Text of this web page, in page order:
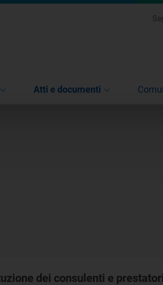
Atti e documenti
dei consulenti e